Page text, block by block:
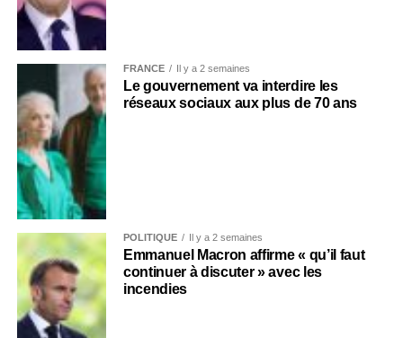
FRANCE Il y a 2 semaines
Le gouvernement va interdire les
réseaux sociaux aux plus de 70 ans
POLITIQUE Il y a 2 semaines
Emmanuel Macron affirme « qu’il faut
continuer à discuter » avec les
incendies